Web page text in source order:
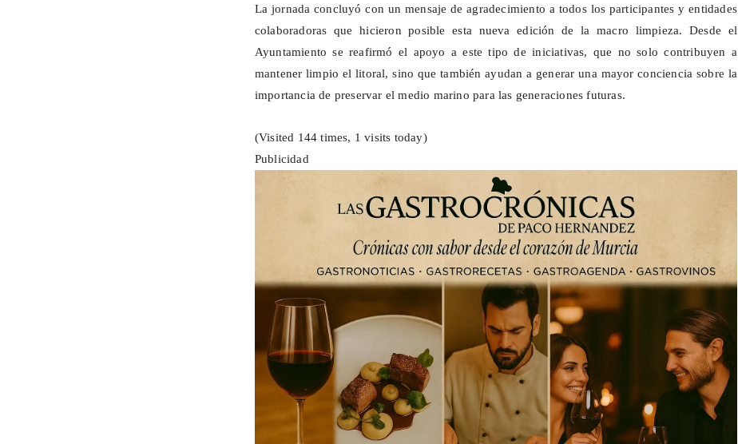
La jornada concluyó con un mensaje de agradecimiento a todos los participantes y entidades
colaboradoras que hicieron posible esta nueva edición de la macro limpieza. Desde el
Ayuntamiento se reafirmó el apoyo a este tipo de iniciativas, que no solo contribuyen a
mantener limpio el litoral, sino que también ayudan a generar una mayor conciencia sobre la
importancia de preservar el medio marino para las generaciones futuras.
(Visited 144 times, 1 visits today)
Publicidad